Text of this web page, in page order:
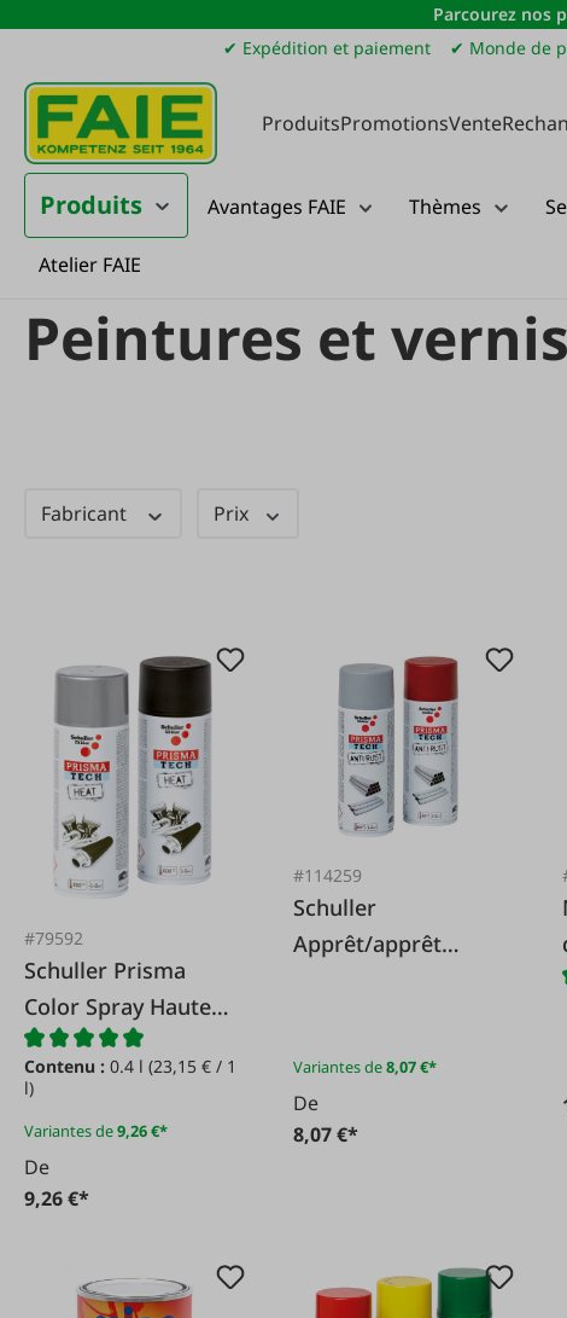
au contenu principal
Passer à la recherche
Passer à la navigation principale
Parcourez nos
✔ Expédition et paiement
✔ Monde de
ProduitsPromotionsVente
Produits Avantages FAIE Thèmes
Atelier FAIE
Produits Maison, cour et jardin
Peintures et vernis
Fabricant Prix
#79592
Schuller Prisma
Color Spray Haute
Température 600°
Contenu : 0.4 l (23,15 € / 1
l)
Variantes de9,26 €*
De
9,26 €*
#114259
Schuller
Apprêt/apprêt
Variantes de8,07 €*
De
8,07 €*